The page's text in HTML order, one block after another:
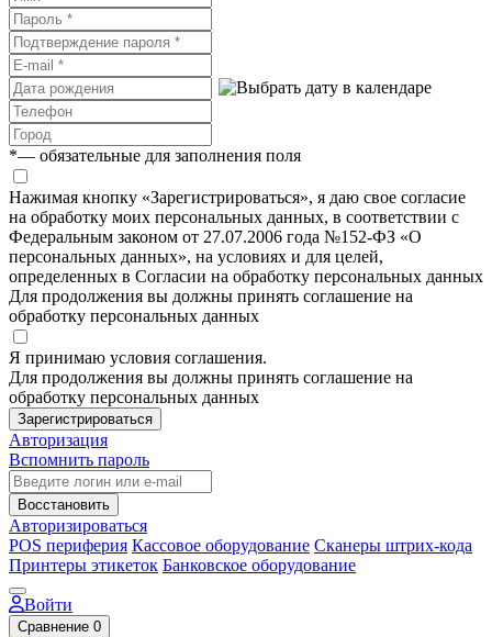
*— обязательные для заполнения поля
Нажимая кнопку «Зарегистрироваться», я даю свое согласие
на обработку моих персональных данных, в соответствии с
Федеральным законом от 27.07.2006 года №152-ФЗ «О
персональных данных», на условиях и для целей,
определенных в Согласии на обработку персональных данных
Для продолжения вы должны принять соглашение на
обработку персональных данных
Я принимаю условия соглашения.
Для продолжения вы должны принять соглашение на
обработку персональных данных
Зарегистрироваться
Авторизация
Вспомнить пароль
Восстановить
Авторизироваться
POS периферия Кассовое оборудование Сканеры штрих-кода
Принтеры этикеток Банковское оборудование
Войти
Сравнение 0